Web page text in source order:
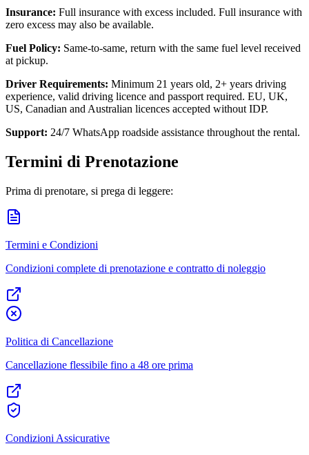
Insurance: Full insurance with excess included. Full insurance with
zero excess may also be available.
Fuel Policy: Same-to-same, return with the same fuel level received
at pickup.
Driver Requirements: Minimum 21 years old, 2+ years driving
experience, valid driving licence and passport required. EU, UK,
US, Canadian and Australian licences accepted without IDP.
Support: 24/7 WhatsApp roadside assistance throughout the rental.
Termini di Prenotazione
Prima di prenotare, si prega di leggere:
Termini e Condizioni
Condizioni complete di prenotazione e contratto di noleggio
Politica di Cancellazione
Cancellazione flessibile fino a 48 ore prima
Condizioni Assicurative